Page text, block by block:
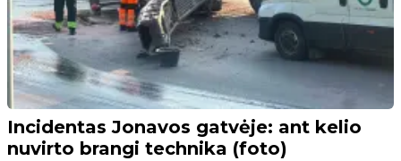
Incidentas Jonavos gatvėje: ant kelio
nuvirto brangi technika (foto)